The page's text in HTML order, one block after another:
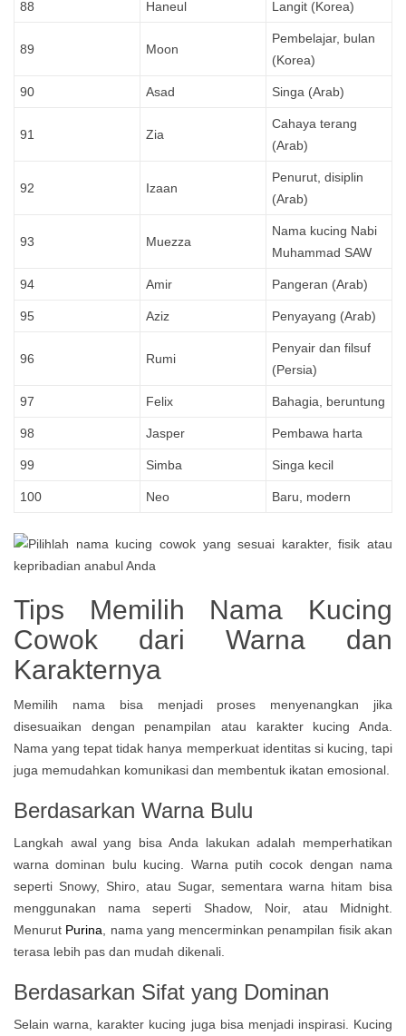
88 Haneul Langit (Korea)
89 Moon
Pembelajar, bulan
(Korea)
90 Asad Singa (Arab)
91 Zia
Cahaya terang
(Arab)
92 Izaan
Penurut, disiplin
(Arab)
93 Muezza
Nama kucing Nabi
Muhammad SAW
94 Amir Pangeran (Arab)
95 Aziz Penyayang (Arab)
96 Rumi
Penyair dan filsuf
(Persia)
97 Felix Bahagia, beruntung
98 Jasper Pembawa harta
99 Simba Singa kecil
100 Neo Baru, modern
Tips Memilih Nama Kucing
Cowok dari Warna dan
Karakternya
Memilih nama bisa menjadi proses menyenangkan jika
disesuaikan dengan penampilan atau karakter kucing Anda.
Nama yang tepat tidak hanya memperkuat identitas si kucing, tapi
juga memudahkan komunikasi dan membentuk ikatan emosional.
Berdasarkan Warna Bulu
Langkah awal yang bisa Anda lakukan adalah memperhatikan
warna dominan bulu kucing. Warna putih cocok dengan nama
seperti Snowy, Shiro, atau Sugar, sementara warna hitam bisa
menggunakan nama seperti Shadow, Noir, atau Midnight.
Menurut Purina , nama yang mencerminkan penampilan fisik akan
terasa lebih pas dan mudah dikenali.
Berdasarkan Sifat yang Dominan
Selain warna, karakter kucing juga bisa menjadi inspirasi. Kucing